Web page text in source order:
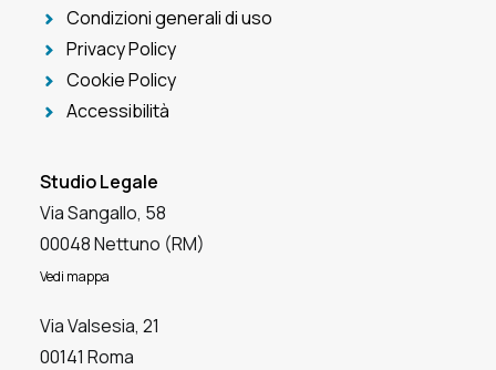
Condizioni generali di uso
Privacy Policy
Cookie Policy
Accessibilità
Studio Legale
Via Sangallo, 58
00048 Nettuno (RM)
Vedi mappa
Via Valsesia, 21
00141 Roma